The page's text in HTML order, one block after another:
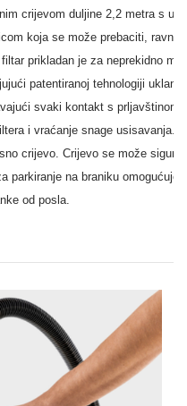
crijevom duljine 2,2 metra s
koja se može prebaciti,
prikladan je za neprekidno
patentiranoj tehnologiji
svaki kontakt s
i vraćanje snage usisavanja.
crijevo. Crijevo se može
parkiranje na braniku omogućuje
od posla.